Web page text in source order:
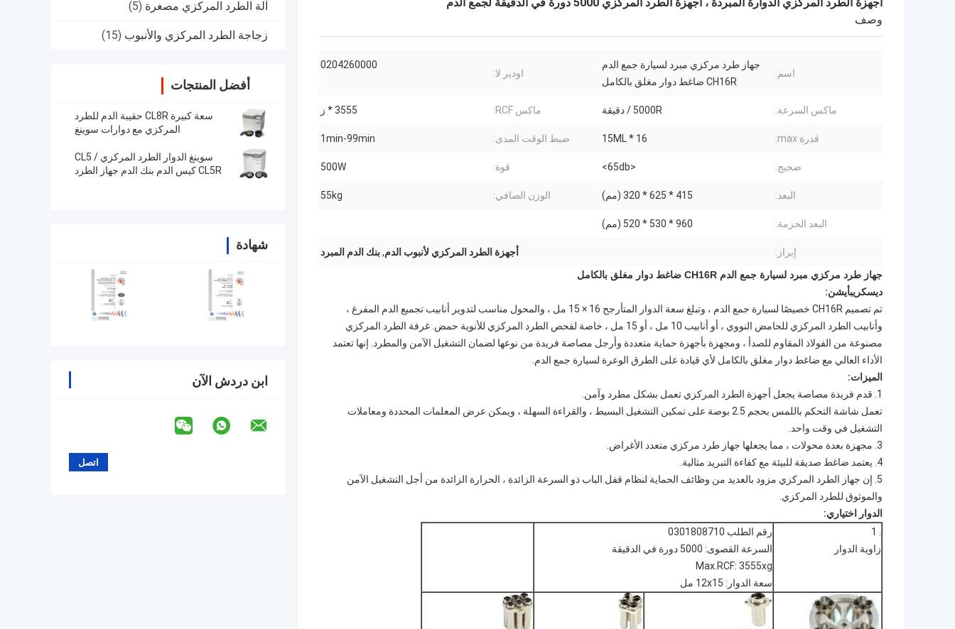
آلة الطرد المركزي مصغرة (5)
زجاجة الطرد المركزي والأنبوب (15)
أفضل المنتجات
سعة كبيرة CL8R حقيبة الدم للطرد
المركزي مع دوارات سوينغ
سوينغ الدوار الطرد المركزي CL5 /
CL5R كيس الدم بنك الدم جهاز الطرد
شهادة
ابن دردش الآن
وصف
اسم:
جهاز طرد مركزي مبرد لسيارة جمع الدم
CH16R ضاغط دوار مغلق بالكامل
اودير لا:
0204260000
ماكس السرعة: 5000R / دقيقة ماكس RCF: 3555 * ز
قدرة max: 16 * 15ML ضبط الوقت المدى: 1min-99min
ضجيج: <65db> قوة: 500W
البعد: 415 * 625 * 320 (مم) الوزن الصافي: 55kg
البعد الحزمة: 960 * 530 * 520 (مم)
إبراز: أجهزة الطرد المركزي لأنبوب الدم,بنك الدم المبرد
جهاز طرد مركزي مبرد لسيارة جمع الدم CH16R ضاغط دوار مغلق بالكامل
ديسكريبأيشن:
تم تصميم CH16R خصيصًا لسيارة جمع الدم ، وتبلغ سعة الدوار المتأرجح 16 × 15 مل ، والمحول مناسب لتدوير أنابيب تجميع الدم المفرغ ،
وأنابيب الطرد المركزي للحامض النووي ، أو أنابيب 10 مل ، أو 15 مل ، خاصة لفحص الطرد المركزي للأنوية حمض. غرفة الطرد المركزي
مصنوعة من الفولاذ المقاوم للصدأ ، ومجهزة بأجهزة حماية متعددة وأرجل مصاصة فريدة من نوعها لضمان التشغيل الآمن والمطرد. إنها تعتمد
الأداء العالي مع ضاغط دوار مغلق بالكامل لأي قيادة على الطرق الوعرة لسيارة جمع الدم.
الميزات:
1. قدم فريدة مصاصة يجعل أجهزة الطرد المركزي تعمل بشكل مطرد وآمن.
تعمل شاشة التحكم باللمس بحجم 2.5 بوصة على تمكين التشغيل البسيط ، والقراءة السهلة ، ويمكن عرض المعلمات المحددة ومعاملات
التشغيل في وقت واحد.
3. مجهزة بعدة محولات ، مما يجعلها جهاز طرد مركزي متعدد الأغراض.
4. يعتمد ضاغط صديقة للبيئة مع كفاءة التبريد مثالية.
5. إن جهاز الطرد المركزي مزود بالعديد من وظائف الحماية لنظام قفل الباب ذو السرعة الزائدة ، الحرارة الزائدة من أجل التشغيل الآمن
والموثوق للطرد المركزي.
الدوار اختياري:
. 1
زاوية الدوار
رقم الطلب 0301808710
السرعة القصوى: 5000 دورة في الدقيقة
Max.RCF: 3555xg
سعة الدوار: 12x15 مل